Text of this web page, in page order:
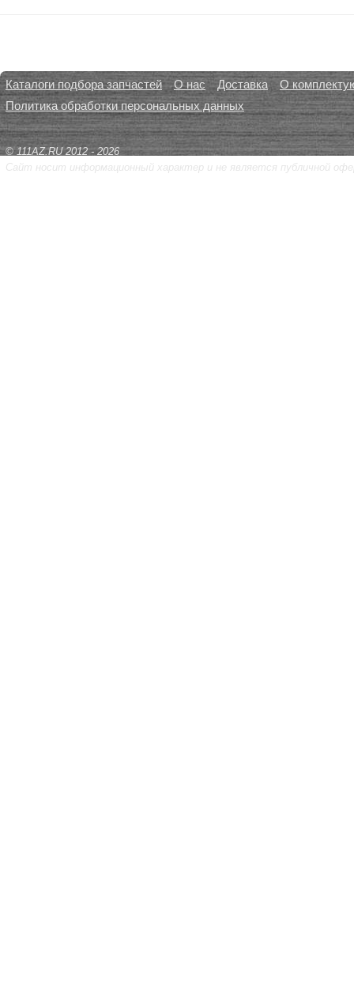
Каталоги подбора запчастей О нас Доставка
О
Политика обработки персональных данных
© 111AZ.RU 2012 - 2026
Сайт носит информационный характер и не является публичной